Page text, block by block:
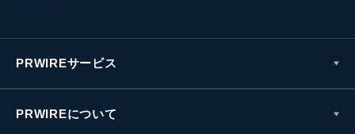
PRWIREサービス
PRWIREについて